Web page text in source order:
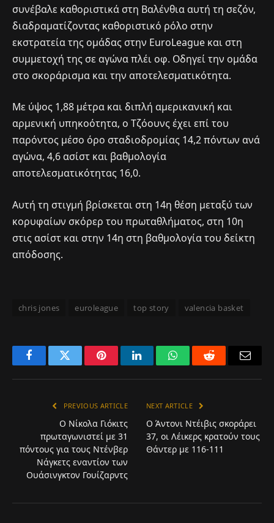
συνέβαλε καθοριστικά στη Βαλένθια αυτή τη σεζόν,
διαδραματίζοντας καθοριστικό ρόλο στην
εκστρατεία της ομάδας στην EuroLeague και στη
συμμετοχή της σε αγώνα πλέι οφ. Οδηγεί την ομάδα
στο σκοράρισμα και την αποτελεσματικότητα.
Με ύψος 1,88 μέτρα και διπλή αμερικανική και
αρμενική υπηκοότητα, ο Τζόουνς έχει επί του
παρόντος μέσο όρο σταδιοδρομίας 14,2 πόντων ανά
αγώνα, 4,6 ασίστ και βαθμολογία
αποτελεσματικότητας 16,0.
Αυτή τη στιγμή βρίσκεται στη 14η θέση μεταξύ των
κορυφαίων σκόρερ του πρωταθλήματος, στη 10η
στις ασίστ και στην 14η στη βαθμολογία του δείκτη
απόδοσης.
chris jones euroleague top story valencia basket
FacebookTwitter PinterestLinkedInWhatsAppReddit
PREVIOUS ARTICLE
Ο Νίκολα Γιόκιτς
πρωταγωνιστεί με 31
πόντους για τους Ντένβερ
Νάγκετς εναντίον των
Ουάσινγκτον Γουίζαρντς
NEXT ARTICLE
Ο Άντονι Ντέιβις σκοράρει
37, οι Λέικερς κρατούν τους
Θάντερ με 116-111